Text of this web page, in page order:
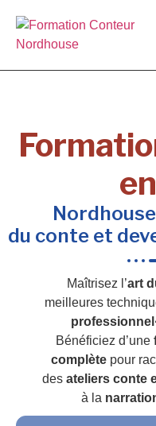
du conte et
Maîtrisez l’art
meilleures
Bénéficiez d’une
complète pour
des ateliers conte
à la